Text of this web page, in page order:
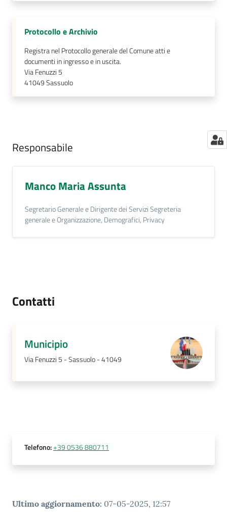
Protocollo e Archivio
Registra nel Protocollo generale del Comune atti e
documenti in ingresso e in uscita.
Via Fenuzzi 5
41049Sassuolo
Responsabile
Manco Maria Assunta
Segretario Generale e Dirigente dei Servizi Segreteria
generale e Organizzazione, Demografici, Privacy
Contatti
Municipio
Via Fenuzzi 5 - Sassuolo - 41049
Telefono:+39 0536 880711
Ultimo aggiornamento: 07-05-2025, 12:57